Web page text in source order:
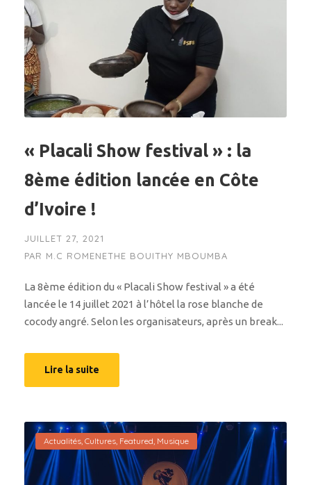
« Placali Show festival » : la
8ème édition lancée en Côte
d’Ivoire !
JUILLET 27, 2021
PAR M.C ROMENETHE BOUITHY MBOUMBA
La 8ème édition du « Placali Show festival » a été
lancée le 14 juillet 2021 à l’hôtel la rose blanche de
cocody angré. Selon les organisateurs, après un break...
Lire la suite
Actualités, Cultures, Featured, Musique